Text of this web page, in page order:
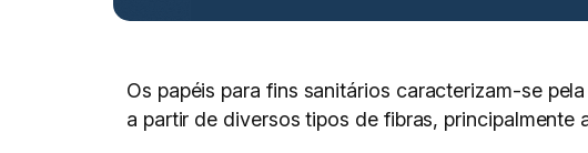
Os papéis para fins sanitários caracterizam-se
a partir de diversos tipos de fibras, principalmente